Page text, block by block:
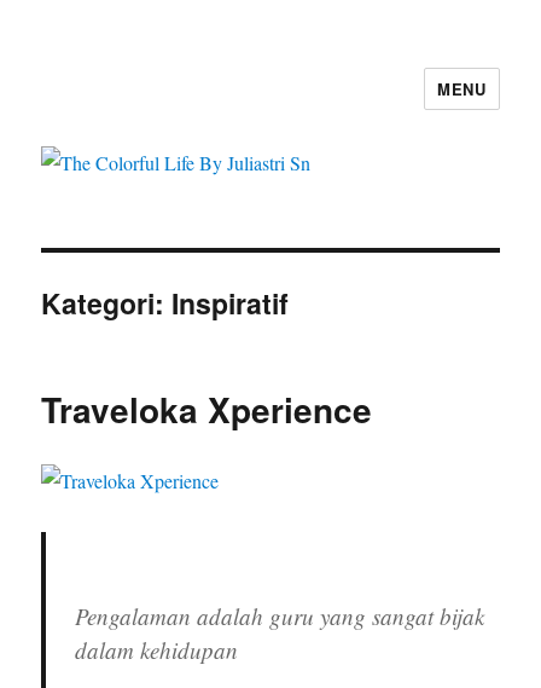
The Colorful Life By Juliastri SnMENU
Kategori: Inspiratif
Traveloka Xperience
Pengalaman adalah guru yang sangat bijak
dalam kehidupan